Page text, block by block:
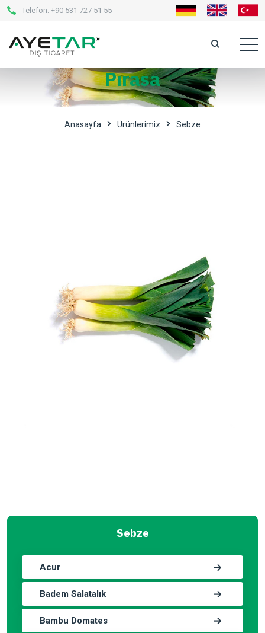
Telefon: +90 531 727 51 55
Pırasa
Anasayfa Ürünlerimiz Sebze
Sebze
Acur
Badem Salatalık
Bambu Domates